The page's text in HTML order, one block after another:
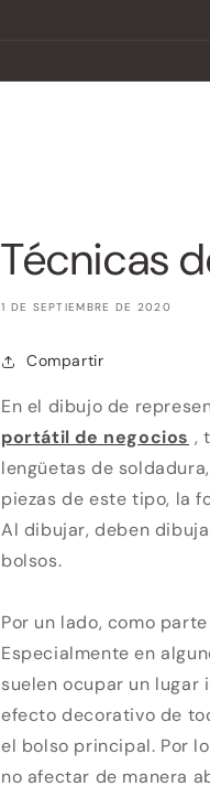
Técnicas
1 DE SEPTIEMBRE DE 2020
Compartir
En el dibujo de
portátil de negocios ,
lengüetas de
piezas de este tipo, la
Al dibujar, deben
bolsos.
Por un lado, como
Especialmente en
suelen ocupar un
efecto decorativo de
el bolso principal. Por
no afectar de manera